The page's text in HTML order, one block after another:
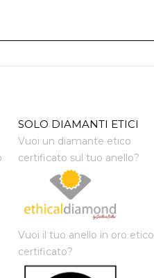
SOLO DIAMANTI ETICI
Vuoi un diamante etico
certificato sul tuo anello?
Vuoi il tuo anello in oro etico
certificato?